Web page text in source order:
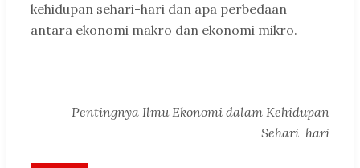
kehidupan sehari-hari dan apa perbedaan
antara ekonomi makro dan ekonomi mikro.
Pentingnya Ilmu Ekonomi dalam Kehidupan
Sehari-hari